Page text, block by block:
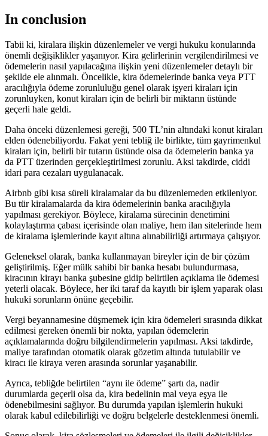
In conclusion
Tabii ki, kiralara ilişkin düzenlemeler ve⁢ vergi hukuku konularında
önemli değişiklikler yaşanıyor. Kira gelirlerinin vergilendirilmesi ve
ödemelerin nasıl yapılacağına ilişkin yeni düzenlemeler detaylı bir
şekilde ele alınmalı. Öncelikle, kira ödemelerinde ​banka veya PTT
aracılığıyla ödeme zorunluluğu genel olarak işyeri kiraları için
zorunluyken, konut kiraları için de belirli bir miktarın üstünde
geçerli ⁤hale geldi.
Daha önceki düzenlemesi gereği, 500 TL’nin ​altındaki konut kiraları
elden ‌ödenebiliyordu. Fakat yeni tebliğ ile birlikte, tüm⁢ gayrimenkul
kiraları için, belirli bir tutarın üstünde olsa da ödemelerin banka ya
da⁤ PTT üzerinden gerçekleştirilmesi ⁢zorunlu. Aksi takdirde, ciddi
idari‌ para cezaları uygulanacak.
Airbnb gibi kısa süreli kiralamalar da bu düzenlemeden etkileniyor.
Bu tür kiralamalarda ‌da kira​ ödemelerinin banka aracılığıyla
yapılması gerekiyor. Böylece, kiralama sürecinin denetimini
kolaylaştırma çabası içerisinde olan maliye, hem ilan sitelerinde hem
de kiralama işlemlerinde kayıt altına alınabilirliği ⁤artırmaya çalışıyor.
Geleneksel olarak, banka kullanmayan bireyler için⁣ de bir çözüm
geliştirilmiş. Eğer ​mülk sahibi⁢ bir ⁣banka hesabı bulundurmasa,
kiracının kirayı banka şubesine‍ gidip belirtilen açıklama ile ödemesi
yeterli olacak. Böylece, her iki taraf da kayıtlı bir işlem yaparak olası
hukuki sorunların önüne geçebilir.
Vergi beyannamesine düşmemek⁤ için kira ‍ödemeleri sırasında dikkat
edilmesi gereken önemli bir nokta, yapılan⁢ ödemelerin
açıklamalarında doğru⁢ bilgilendirmelerin yapılması. Aksi takdirde,
maliye tarafından otomatik olarak gözetim altında tutulabilir ve
kiracı ile ​kiraya veren arasında sorunlar yaşanabilir.
Ayrıca, tebliğde belirtilen “aynı ile ödeme” şartı da,⁢ nadir
durumlarda geçerli olsa da,⁢ kira bedelinin mal veya eşya ‍ile
ödenebilmesini sağlıyor. Bu⁣ durumda yapılan işlemlerin hukuki
olarak kabul edilebilirliği ve ⁢doğru belgelerle​ desteklenmesi önemli.